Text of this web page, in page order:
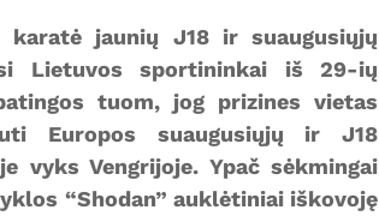
karatė jaunių J18 ir suaugusiųjų
Lietuvos sportininkai iš 29-ių
tuom, jog prizines vietas
Europos suaugusiųjų ir J18
vyks Vengrijoje. Ypač sėkmingai
“Shodan” auklėtiniai iškovoję